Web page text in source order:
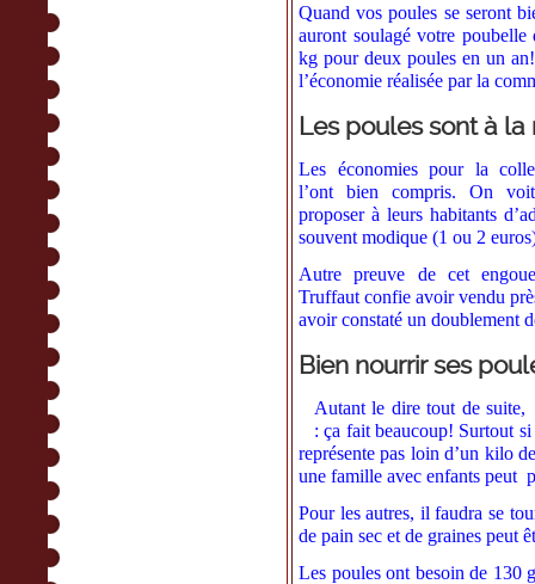
Quand vos poules se seront
auront soulagé votre
kg pour deux poules en un
l’économie réalisée par la
Les poules sont à la
Les économies pour la
l’ont bien compris. On
proposer à leurs habitants
souvent modique (1 ou 2
Autre preuve de cet
Truffaut confie avoir vendu
avoir constaté un doublement
Bien nourrir ses
Autant le dire tout de suite,
: ça fait beaucoup! Surtout
représente pas loin d’un kilo
une famille avec enfants peut
Pour les autres, il faudra se
de pain sec et de graines peut
Les poules ont besoin de 130